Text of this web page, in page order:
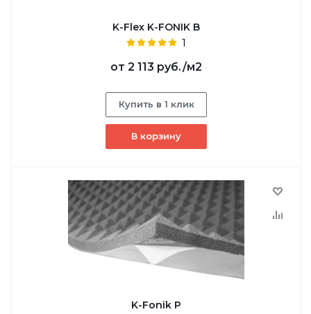
K-Flex K-FONIK B
1
от 2 113 руб./м2
Купить в 1 клик
В корзину
K-Fonik P